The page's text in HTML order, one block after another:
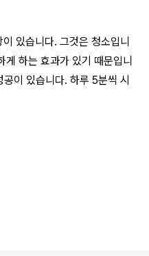
있습니다. 그것은 청소입니
게 하는 효과가 있기 때문입니
이 있습니다. 하루 5분씩 시